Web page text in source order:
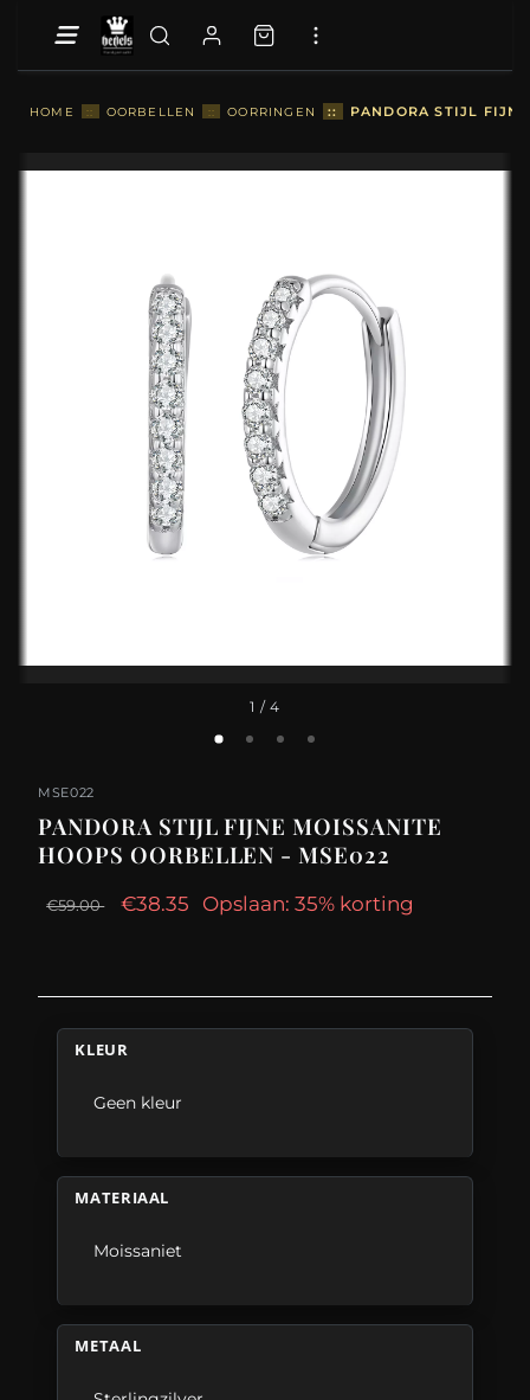
HOME :: OORBELLEN :: OORRINGEN :: PANDORA STIJL
1 / 4
MSE022
PANDORA STIJL FIJNE MOISSANITE
HOOPS OORBELLEN - MSE022
€59.00 €38.35 Opslaan: 35% korting
KLEUR
Geen kleur
MATERIAAL
Moissaniet
METAAL